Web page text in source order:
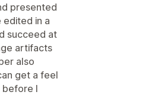
presented
in a
succeed at
artifacts
also
get a feel
before I